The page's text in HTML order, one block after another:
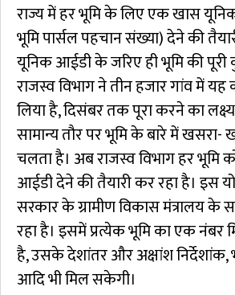
राज्य में हर भूमि के लिए एक खास
भूमि पार्सल पहचान संख्या) देने की
यूनिक आईडी के जरिए ही भूमि की पूरी
राजस्व विभाग ने तीन हजार गांव में यह
लिया है, दिसंबर तक पूरा करने का
सामान्य तौर पर भूमि के बारे में खसरा-
चलता है। अब राजस्व विभाग हर
आईडी देने की तैयारी कर रहा है। इस
सरकार के ग्रामीण विकास मंत्रालय के
रहा है। इसमें प्रत्येक भूमि का एक नंबर
है, उसके देशांतर और अक्षांश निर्देशांक,
आदि भी मिल सकेगी।